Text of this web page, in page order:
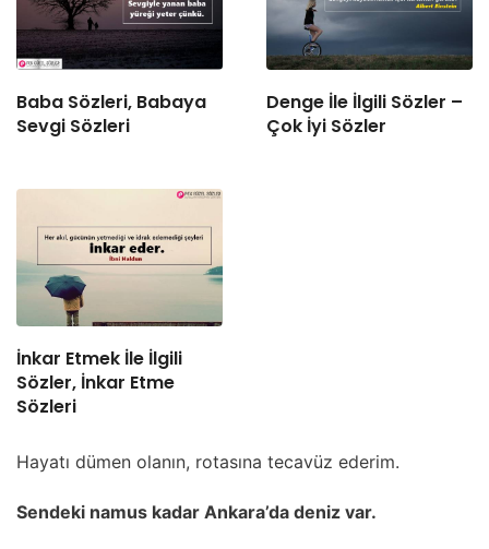
Baba Sözleri, Babaya
Sevgi Sözleri
Denge İle İlgili Sözler –
Çok İyi Sözler
İnkar Etmek İle İlgili
Sözler, İnkar Etme
Sözleri
Hayatı dümen olanın, rotasına tecavüz ederim.
Sendeki namus kadar Ankara’da deniz var.